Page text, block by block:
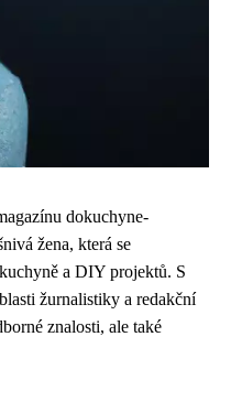
dokuchyne-
žena, která se
a DIY projektů. S
žurnalistiky a redakční
znalosti, ale také